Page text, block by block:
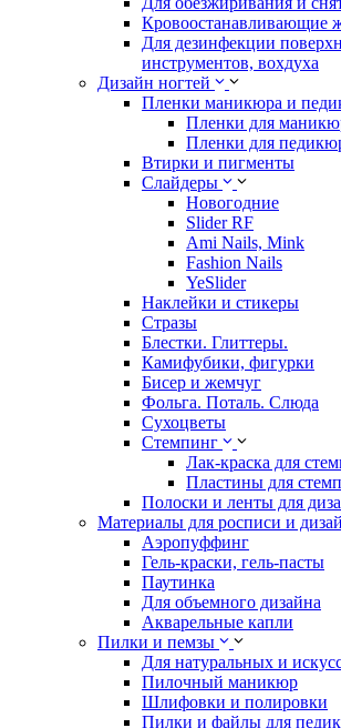
Кровоостанавливающие
Для дезинфекции
инструментов, вохдуха
Дизайн ногтей
Пленки маникюра и
Пленки для
Пленки для
Втирки и пигменты
Слайдеры
Новогодние
Slider RF
Ami Nails, Mink
Fashion Nails
YeSlider
Наклейки и стикеры
Стразы
Блестки. Глиттеры.
Камифубики, фигурки
Бисер и жемчуг
Фольга. Поталь. Слюда
Сухоцветы
Стемпинг
Лак-краска для
Пластины для
Полоски и ленты для
Материалы для росписи и
Аэропуффинг
Гель-краски, гель-пасты
Паутинка
Для объемного дизайна
Акварельные капли
Пилки и пемзы
Для натуральных и
Пилочный маникюр
Шлифовки и полировки
Пилки и файлы для